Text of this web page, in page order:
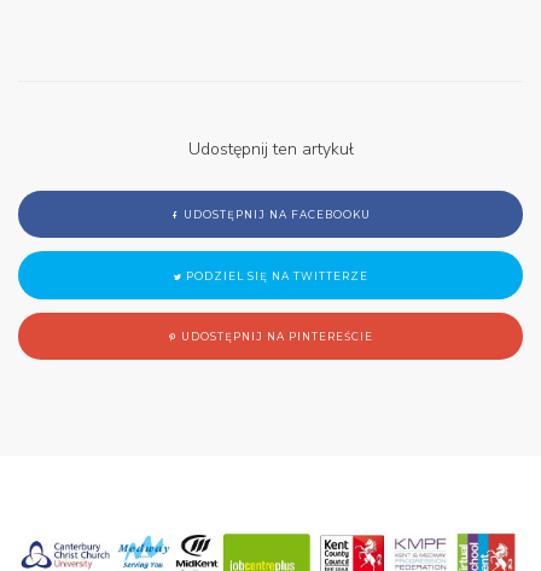
Udostępnij ten artykuł
UDOSTĘPNIJ NA FACEBOOKU
PODZIEL SIĘ NA TWITTERZE
UDOSTĘPNIJ NA PINTEREŚCIE